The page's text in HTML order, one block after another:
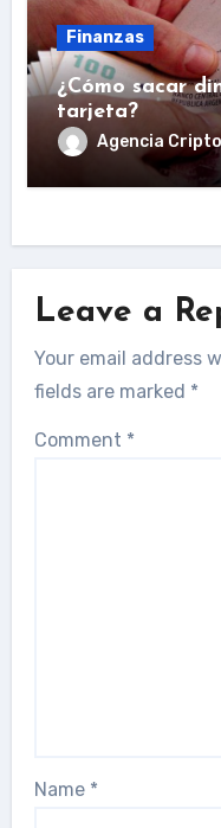
Finanzas
¿Cómo sacar
tarjeta?
Agencia
Leave a
Your email address
fields are marked *
Comment *
Name *